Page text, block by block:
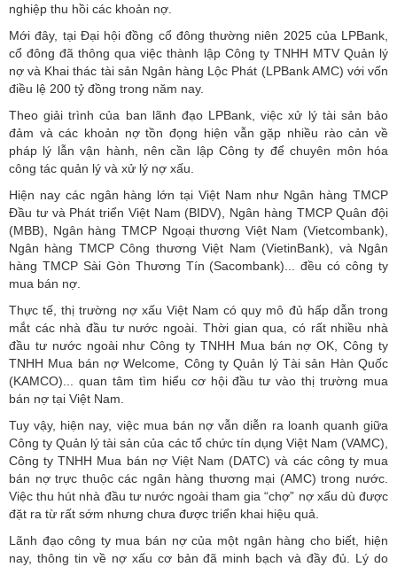
nghiệp thu hồi các khoản nợ.
Mới đây, tại Đại hội đồng cổ đông thường niên 2025 của LPBank,
cổ đông đã thông qua việc thành lập Công ty TNHH MTV Quản lý
nợ và Khai thác tài sản Ngân hàng Lộc Phát (LPBank AMC) với vốn
điều lệ 200 tỷ đồng trong năm nay.
Theo giải trình của ban lãnh đạo LPBank, việc xử lý tài sản bảo
đảm và các khoản nợ tồn đọng hiện vẫn gặp nhiều rào cản về
pháp lý lẫn vận hành, nên cần lập Công ty để chuyên môn hóa
công tác quản lý và xử lý nợ xấu.
Hiện nay các ngân hàng lớn tại Việt Nam như Ngân hàng TMCP
Đầu tư và Phát triển Việt Nam (BIDV), Ngân hàng TMCP Quân đội
(MBB), Ngân hàng TMCP Ngoại thương Việt Nam (Vietcombank),
Ngân hàng TMCP Công thương Việt Nam (VietinBank), và Ngân
hàng TMCP Sài Gòn Thương Tín (Sacombank)... đều có công ty
mua bán nợ.
Thực tế, thị trường nợ xấu Việt Nam có quy mô đủ hấp dẫn trong
mắt các nhà đầu tư nước ngoài. Thời gian qua, có rất nhiều nhà
đầu tư nước ngoài như Công ty TNHH Mua bán nợ OK, Công ty
TNHH Mua bán nợ Welcome, Công ty Quản lý Tài sản Hàn Quốc
(KAMCO)... quan tâm tìm hiểu cơ hội đầu tư vào thị trường mua
bán nợ tại Việt Nam.
Tuy vậy, hiện nay, việc mua bán nợ vẫn diễn ra loanh quanh giữa
Công ty Quản lý tài sản của các tổ chức tín dụng Việt Nam (VAMC),
Công ty TNHH Mua bán nợ Việt Nam (DATC) và các công ty mua
bán nợ trực thuộc các ngân hàng thương mại (AMC) trong nước.
Việc thu hút nhà đầu tư nước ngoài tham gia “chợ” nợ xấu dù được
đặt ra từ rất sớm nhưng chưa được triển khai hiệu quả.
Lãnh đạo công ty mua bán nợ của một ngân hàng cho biết, hiện
nay, thông tin về nợ xấu cơ bản đã minh bạch và đầy đủ. Lý do